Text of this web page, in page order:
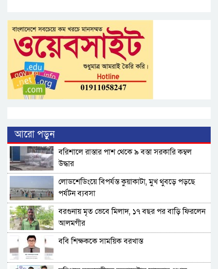
আরো পড়ুন
বরিশালে রাস্তার পাশ থেকে ৯ বস্তা সরকারি কম্বল
উদ্ধার
লোডশেডিংয়ে বিপর্যস্ত কুয়াকাটা, মুখ থুবড়ে পড়ছে
পর্যটন ব্যবসা
বরগুনায় মৃত ভেবে মিলাদ, ১৭ বছর পর বাড়ি ফিরলেন
আলমগীর
ববি শিক্ষককে সাময়িক বরখাস্ত